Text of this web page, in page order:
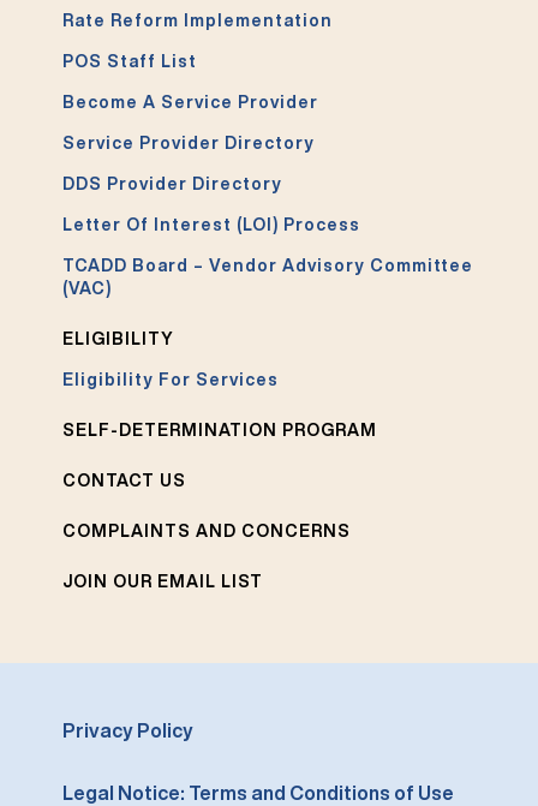
Rate Reform Implementation
POS Staff List
Become A Service Provider
Service Provider Directory
DDS Provider Directory
Letter Of Interest (LOI) Process
TCADD Board – Vendor Advisory Committee
(VAC)
ELIGIBILITY
Eligibility For Services
SELF-DETERMINATION PROGRAM
CONTACT US
COMPLAINTS AND CONCERNS
JOIN OUR EMAIL LIST
Privacy Policy
Legal Notice: Terms and Conditions of Use